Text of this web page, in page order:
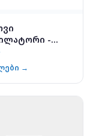
-
02639533000
→